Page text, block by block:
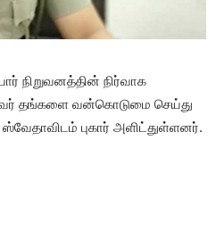
நிறுவனத்தின் நிர்வாக
தங்களை வன்கொடுமை செய்து
புகார் அளிட்துள்ளனர்.